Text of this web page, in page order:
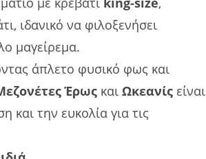
ιδανικό να φιλοξενήσει
μαγείρεμα.
άπλετο φυσικό φως και
Έρως και Ωκεανίς είναι
και την ευκολία για τις